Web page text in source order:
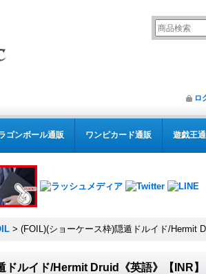
ロ
ゴンボール通販 ワンピカード通販 遊戯王
> (FOIL)(ショーケース枠)隠遁ドルイド/Hermit
ドルイド/Hermit Druid《英語》【INR】